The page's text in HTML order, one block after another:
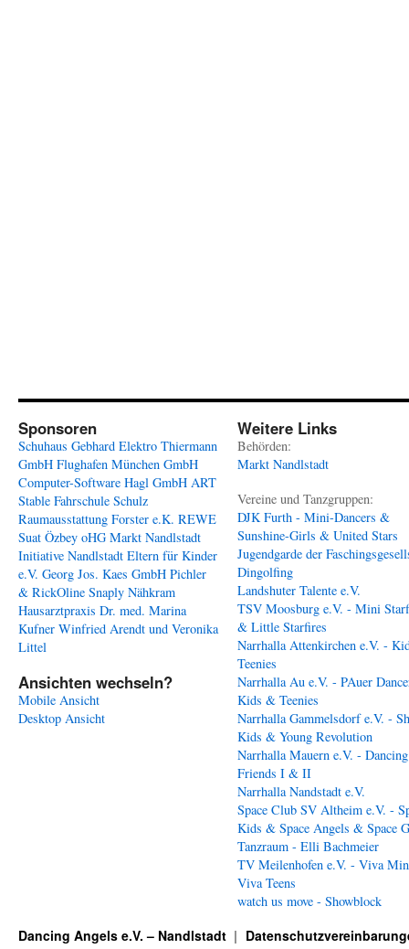
Sponsoren
Schuhaus Gebhard Elektro Thiermann
GmbH Flughafen München GmbH
Computer-Software Hagl GmbH ART
Stable Fahrschule Schulz
Raumausstattung Forster e.K. REWE
Suat Özbey oHG Markt Nandlstadt
Initiative Nandlstadt Eltern für Kinder
e.V. Georg Jos. Kaes GmbH Pichler
& RickOline Snaply Nähkram
Hausarztpraxis Dr. med. Marina
Kufner Winfried Arendt und Veronika
Littel
Ansichten wechseln?
Mobile Ansicht
Desktop Ansicht
Weitere Links
Behörden:
Markt Nandlstadt
Vereine und Tanzgruppen:
DJK Furth - Mini-Dancers &
Sunshine-Girls & United Stars
Jugendgarde der
Dingolfing
Landshuter Talente e.V.
TSV Moosburg e.V. - Mini
& Little Starfires
Narrhalla Attenkirchen e.V. -
Teenies
Narrhalla Au e.V. - PAuer
Kids & Teenies
Narrhalla Gammelsdorf e.V. -
Kids & Young Revolution
Narrhalla Mauern e.V. - Dancing
Friends I & II
Narrhalla Nandstadt e.V.
Space Club SV Altheim e.V. -
Kids & Space Angels & Space
Tanzraum - Elli Bachmeier
TV Meilenhofen e.V. - Viva
Viva Teens
watch us move - Showblock
Dancing Angels e.V. – Nandlstadt